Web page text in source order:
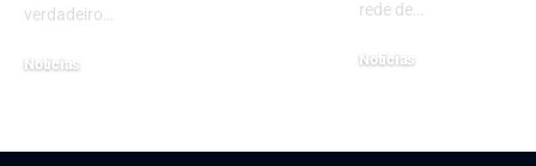
verdadeiro…
Notícias
rede de…
Notícias